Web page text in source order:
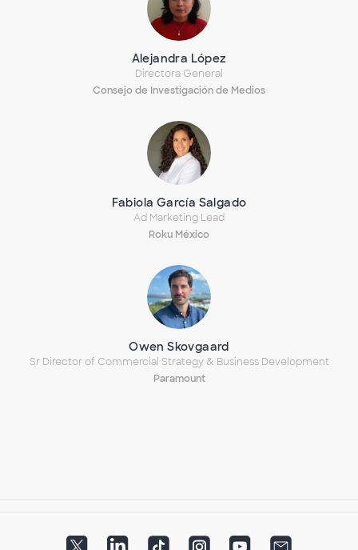
Alejandra López
Directora General
Consejo de Investigación de Medios
Fabiola García Salgado
Ad Marketing Lead
Roku México
Owen Skovgaard
Sr Director of Commercial Strategy & Business Development
Paramount